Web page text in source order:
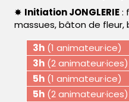
✸ Initiation JONGLERIE:
massues, bâton de fleur,
3h (1 animateur·ice)
3h (2 animateur·ices)
5h (1 animateur·ice)
5h (2 animateur·ices)